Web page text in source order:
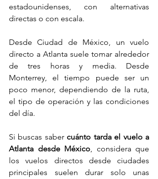
estadounidenses, con alternativas
directas o con escala.
Desde Ciudad de México, un vuelo
directo a Atlanta suele tomar alrededor
de tres horas y media. Desde
Monterrey, el tiempo puede ser un
poco menor, dependiendo de la ruta,
el tipo de operación y las condiciones
del día.
Si buscas saber cuánto tarda el vuelo a
Atlanta desde México, considera que
los vuelos directos desde ciudades
principales suelen durar solo unas